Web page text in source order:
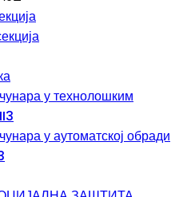
у технолошким
у аутоматској обради